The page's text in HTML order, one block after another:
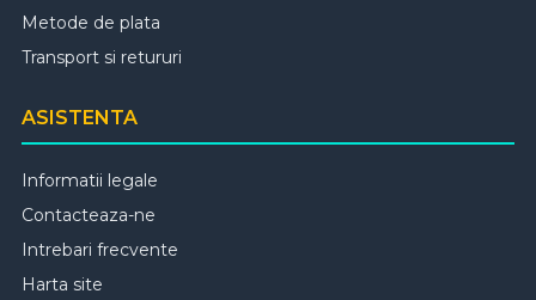
Metode de plata
Transport si retururi
ASISTENTA
Informatii legale
Contacteaza-ne
Intrebari frecvente
Harta site